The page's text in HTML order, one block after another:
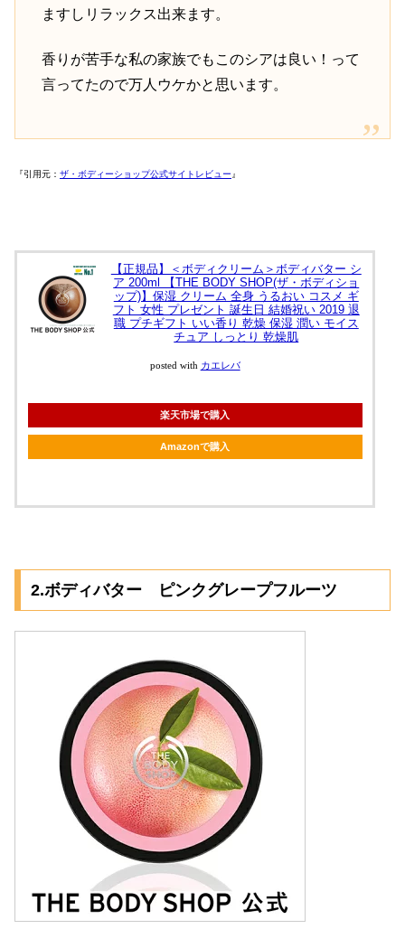
ますしリラックス出来ます。
香りが苦手な私の家族でもこのシアは良い！って
言ってたので万人ウケかと思います。
『引用元： ザ・ボディーショップ公式サイトレビュー 』
【正規品】＜ボディクリーム＞ボディバター シ
ア 200ml 【THE BODY SHOP(ザ・ボディショ
ップ)】保湿 クリーム 全身 うるおい コスメ ギ
フト 女性 プレゼント 誕生日 結婚祝い 2019 退
職 プチギフト いい香り 乾燥 保湿 潤い モイス
チュア しっとり 乾燥肌
posted with カエレバ
楽天市場で購入
Amazonで購入
2.ボディバター ピンクグレープフルーツ